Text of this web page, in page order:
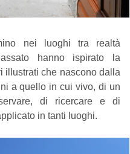
nei luoghi tra realtà
hanno ispirato la
illustrati che nascono dalla
a quello in cui vivo, di un
di ricercare e di
in tanti luoghi.